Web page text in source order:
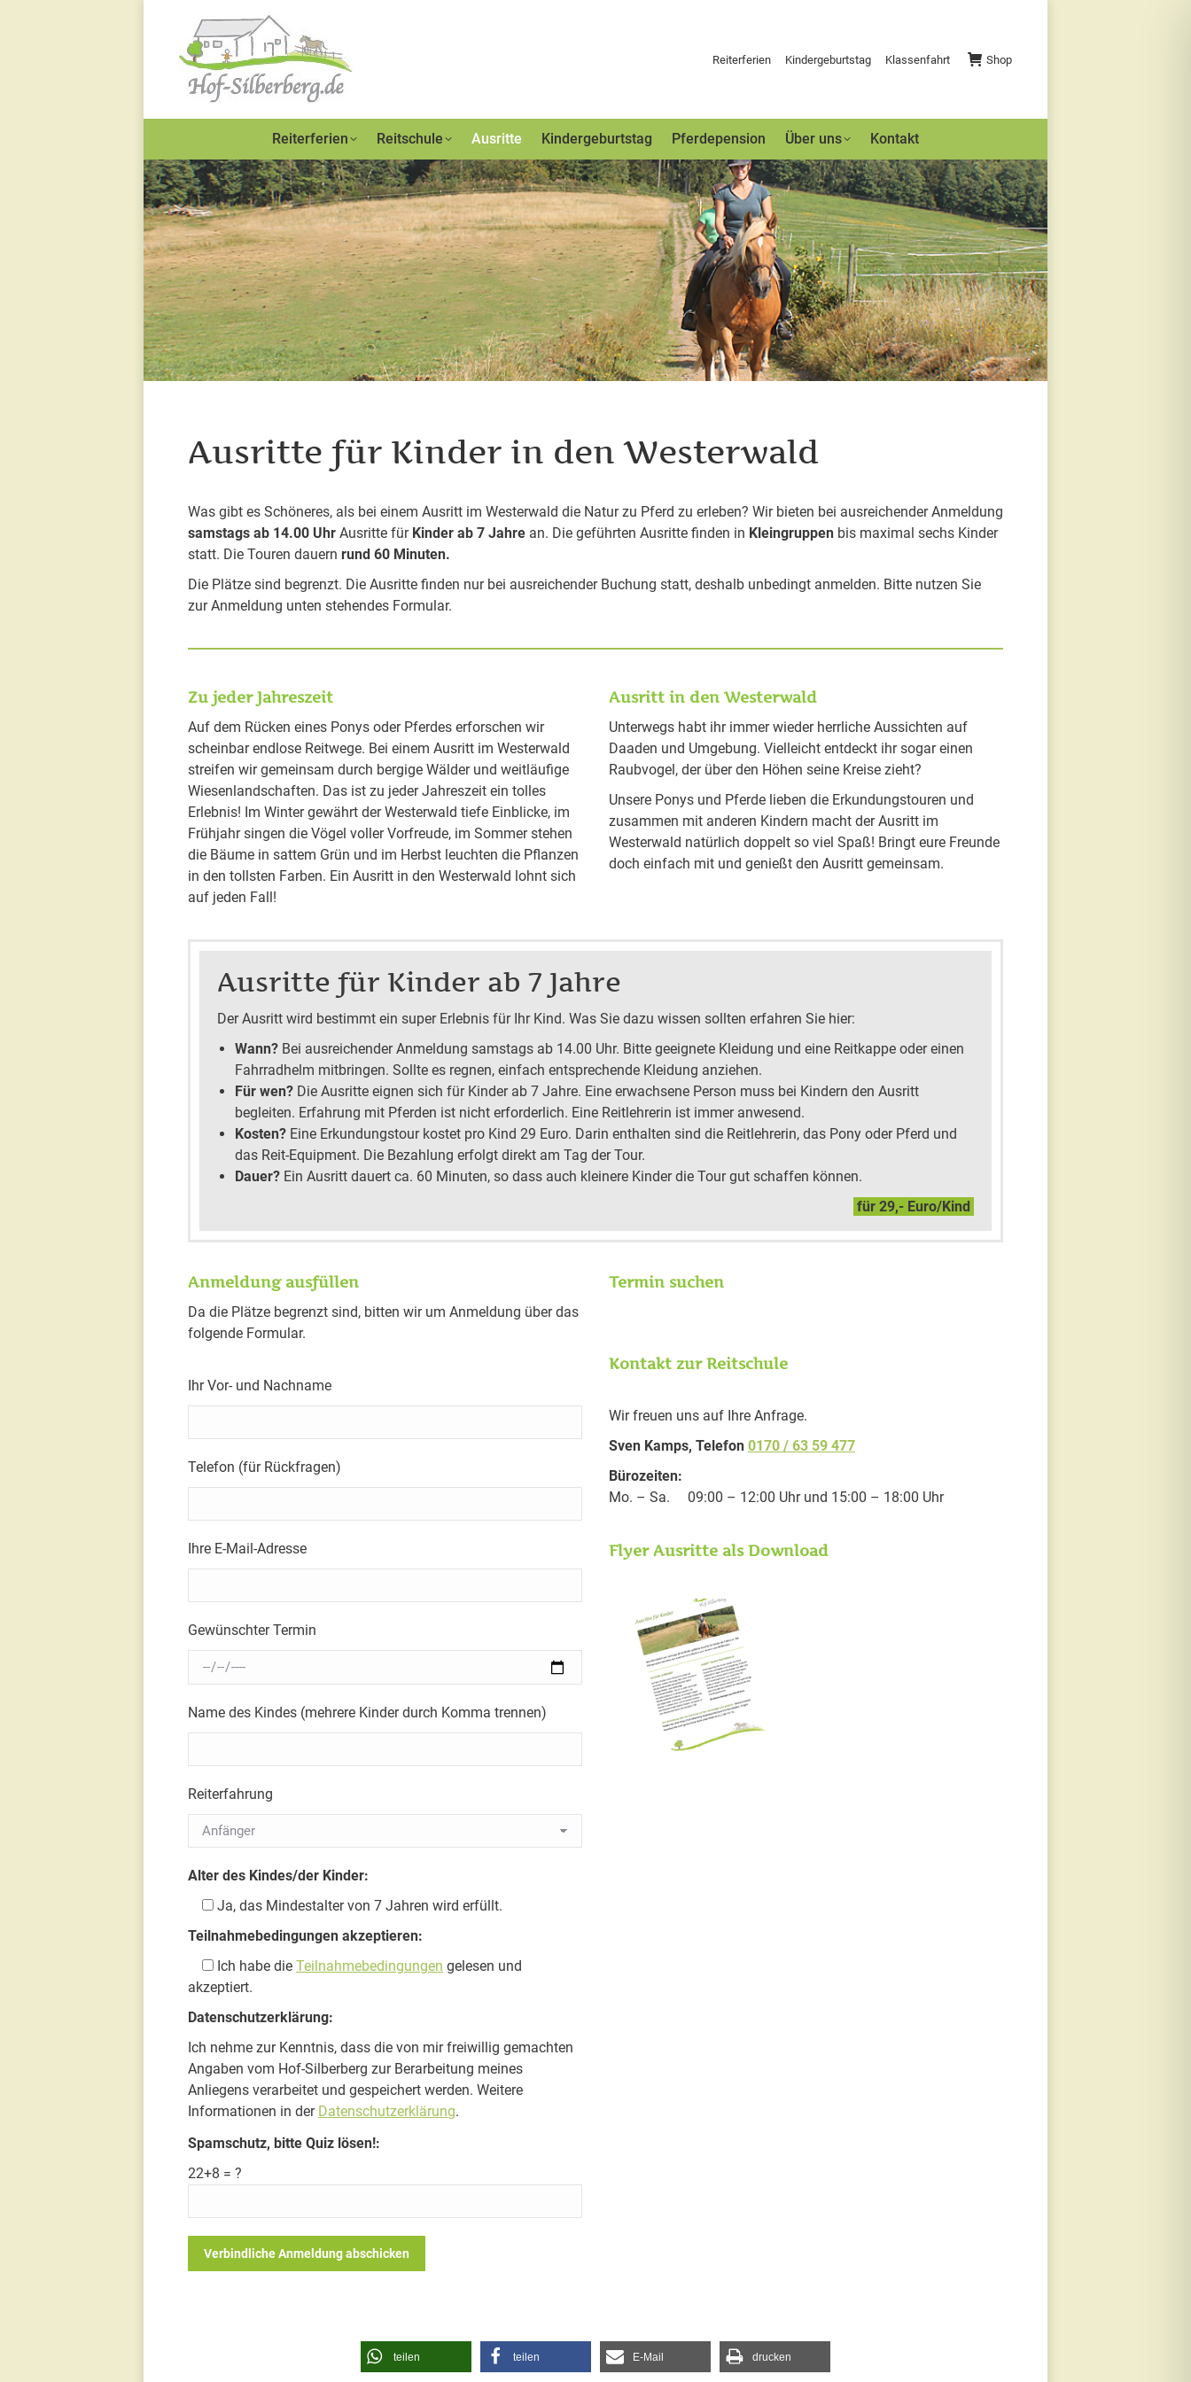
Reiterferien Kindergeburtstag Klassenfahrt Shop
Reiterferien Reitschule Ausritte Kindergeburtstag Pferdepension Über uns Kontakt
Ausritte für Kinder in den Westerwald
Was gibt es Schöneres, als bei einem Ausritt im Westerwald die Natur zu Pferd zu erleben? Wir bieten bei ausreichender Anmeldung
samstags ab 14.00 Uhr Ausritte für Kinder ab 7 Jahre an. Die geführten Ausritte finden in Kleingruppen bis maximal sechs Kinder
statt. Die Touren dauern rund 60 Minuten.
Die Plätze sind begrenzt. Die Ausritte finden nur bei ausreichender Buchung statt, deshalb unbedingt anmelden. Bitte nutzen Sie
zur Anmeldung unten stehendes Formular.
Zu jeder Jahreszeit
Auf dem Rücken eines Ponys oder Pferdes erforschen wir
scheinbar endlose Reitwege. Bei einem Ausritt im Westerwald
streifen wir gemeinsam durch bergige Wälder und weitläufige
Wiesenlandschaften. Das ist zu jeder Jahreszeit ein tolles
Erlebnis! Im Winter gewährt der Westerwald tiefe Einblicke, im
Frühjahr singen die Vögel voller Vorfreude, im Sommer stehen
die Bäume in sattem Grün und im Herbst leuchten die Pflanzen
in den tollsten Farben. Ein Ausritt in den Westerwald lohnt sich
auf jeden Fall!
Ausritt in den Westerwald
Unterwegs habt ihr immer wieder herrliche Aussichten auf
Daaden und Umgebung. Vielleicht entdeckt ihr sogar einen
Raubvogel, der über den Höhen seine Kreise zieht?
Unsere Ponys und Pferde lieben die Erkundungstouren und
zusammen mit anderen Kindern macht der Ausritt im
Westerwald natürlich doppelt so viel Spaß! Bringt eure Freunde
doch einfach mit und genießt den Ausritt gemeinsam.
Ausritte für Kinder ab 7 Jahre
Der Ausritt wird bestimmt ein super Erlebnis für Ihr Kind. Was Sie dazu wissen sollten erfahren Sie hier:
Wann? Bei ausreichender Anmeldung samstags ab 14.00 Uhr. Bitte geeignete Kleidung und eine Reitkappe oder einen
Fahrradhelm mitbringen. Sollte es regnen, einfach entsprechende Kleidung anziehen.
Für wen? Die Ausritte eignen sich für Kinder ab 7 Jahre. Eine erwachsene Person muss bei Kindern den Ausritt
begleiten. Erfahrung mit Pferden ist nicht erforderlich. Eine Reitlehrerin ist immer anwesend.
Kosten? Eine Erkundungstour kostet pro Kind 29 Euro. Darin enthalten sind die Reitlehrerin, das Pony oder Pferd und
das Reit-Equipment. Die Bezahlung erfolgt direkt am Tag der Tour.
Dauer? Ein Ausritt dauert ca. 60 Minuten, so dass auch kleinere Kinder die Tour gut schaffen können.
für 29,- Euro/Kind
Anmeldung ausfüllen
Da die Plätze begrenzt sind, bitten wir um Anmeldung über das
folgende Formular.
Ihr Vor- und Nachname
Telefon (für Rückfragen)
Ihre E-Mail-Adresse
Gewünschter Termin
Name des Kindes (mehrere Kinder durch Komma trennen)
Reiterfahrung
Alter des Kindes/der Kinder:
Ja, das Mindestalter von 7 Jahren wird erfüllt.
Teilnahmebedingungen akzeptieren:
Ich habe die Teilnahmebedingungen gelesen und
akzeptiert.
Datenschutzerklärung:
Ich nehme zur Kenntnis, dass die von mir freiwillig gemachten
Angaben vom Hof-Silberberg zur Berarbeitung meines
Anliegens verarbeitet und gespeichert werden. Weitere
Informationen in der Datenschutzerklärung.
Bitte
lasse
dieses
leer.
Spamschutz, bitte Quiz lösen!:
22+8 = ?
Termin suchen
Kontakt zur Reitschule
Wir freuen uns auf Ihre Anfrage.
Sven Kamps, Telefon 0170 / 63 59 477
Bürozeiten:
Mo. – Sa. 09:00 – 12:00 Uhr und 15:00 – 18:00 Uhr
Flyer Ausritte als Download
teilen teilen E-Mail drucken